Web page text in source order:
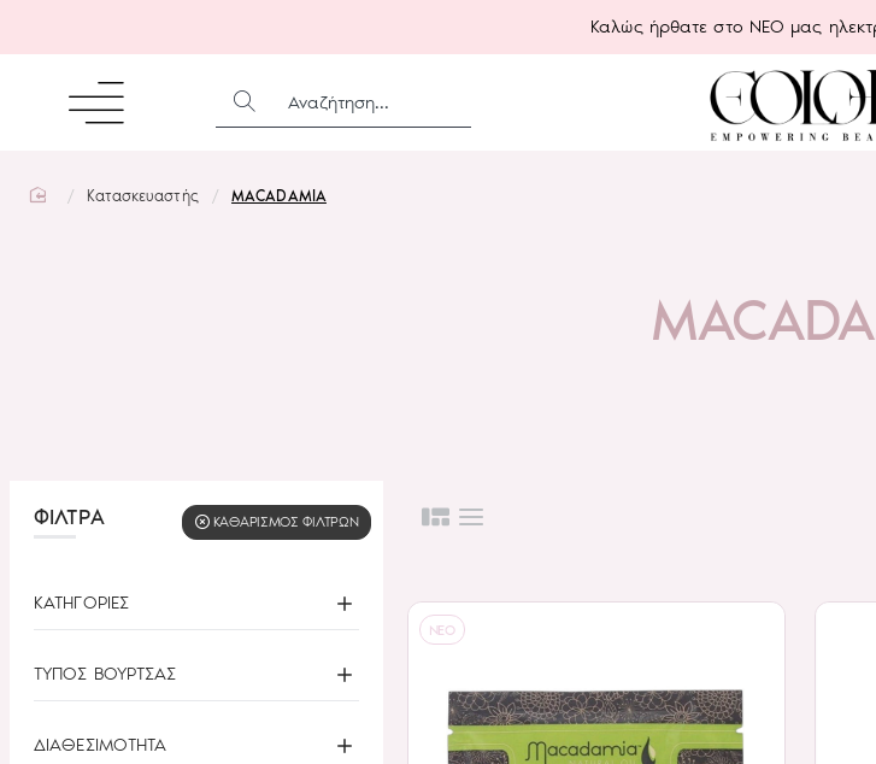
Καλώς ήρθατε στο ΝΕΟ μας
ΑΝΑΖΉΤΗΣΗ...
homeΚατασκευαστής MACADAMIA
ΦΙΛΤΡΑ KΑΘΑΡΙΣΜΌΣ ΦΊΛΤΡΩΝ
ΚΑΤΗΓΟΡΙΕΣ
ΤΥΠΟΣ ΒΟΥΡΤΣΑΣ
ΔΙΑΘΕΣΙΜΟΤΗΤΑ
NEO